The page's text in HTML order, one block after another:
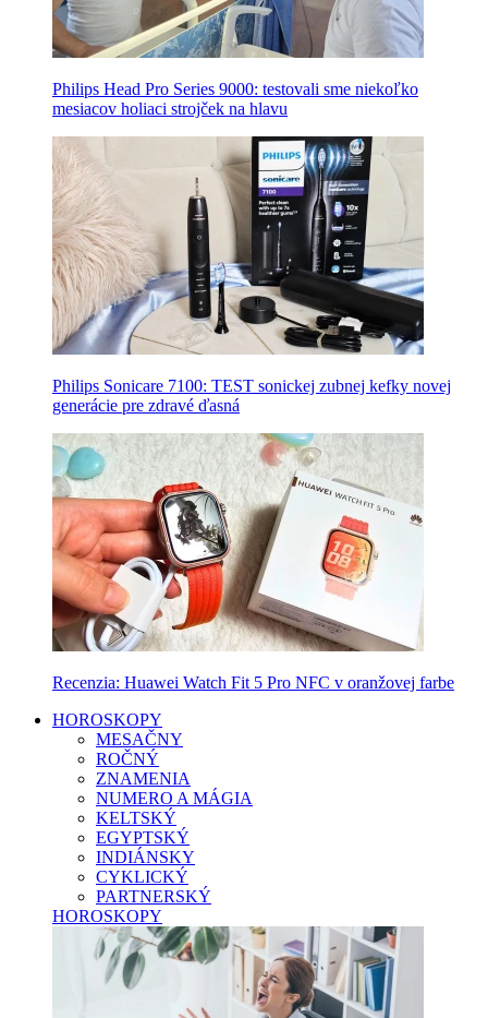
Philips Head Pro Series 9000: testovali sme niekoľko
mesiacov holiaci strojček na hlavu
Philips Sonicare 7100: TEST sonickej zubnej kefky novej
generácie pre zdravé ďasná
Recenzia: Huawei Watch Fit 5 Pro NFC v oranžovej farbe
HOROSKOPY
MESAČNY
ROČNÝ
ZNAMENIA
NUMERO A MÁGIA
KELTSKÝ
EGYPTSKÝ
INDIÁNSKY
CYKLICKÝ
PARTNERSKÝ
HOROSKOPY